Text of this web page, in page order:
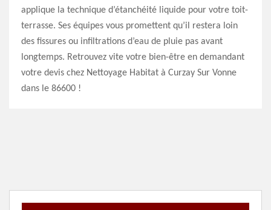
applique la technique d’étanchéité liquide pour votre toit-
terrasse. Ses équipes vous promettent qu’il restera loin
des fissures ou infiltrations d’eau de pluie pas avant
longtemps. Retrouvez vite votre bien-être en demandant
votre devis chez Nettoyage Habitat à Curzay Sur Vonne
dans le 86600 !